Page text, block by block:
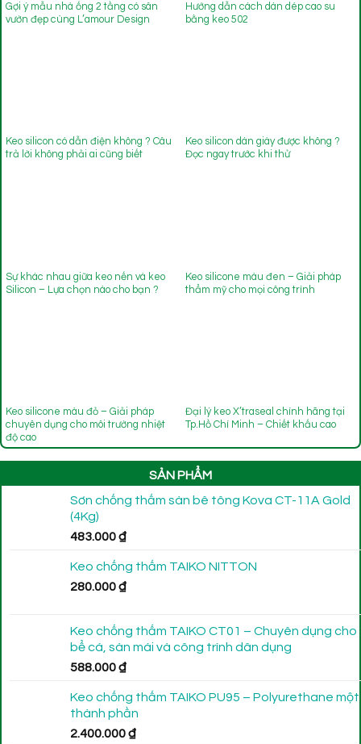
Gợi ý mẫu nhà ống 2 tầng có sân
vườn đẹp cùng L’amour Design
Hướng dẫn cách dán dép cao su
bằng keo 502
Keo silicon có dẫn điện không ? Câu
trả lời không phải ai cũng biết
Keo silicon dán giày được không ?
Đọc ngay trước khi thử
Sự khác nhau giữa keo nến và keo
Silicon – Lựa chọn nào cho bạn ?
Keo silicone màu đen – Giải pháp
thẩm mỹ cho mọi công trình
Keo silicone màu đỏ – Giải pháp
chuyên dụng cho môi trường nhiệt
độ cao
Đại lý keo X’traseal chính hãng tại
Tp.Hồ Chí Minh – Chiết khấu cao
SẢN PHẨM
Sơn chống thấm sàn bê tông Kova CT-11A Gold
(4Kg)
483.000₫
Keo chống thấm TAIKO NITTON
280.000₫
Keo chống thấm TAIKO CT01 – Chuyên dụng cho
bể cá, sàn mái và công trình dân dụng
588.000₫
Keo chống thấm TAIKO PU95 – Polyurethane một
thành phần
2.400.000₫